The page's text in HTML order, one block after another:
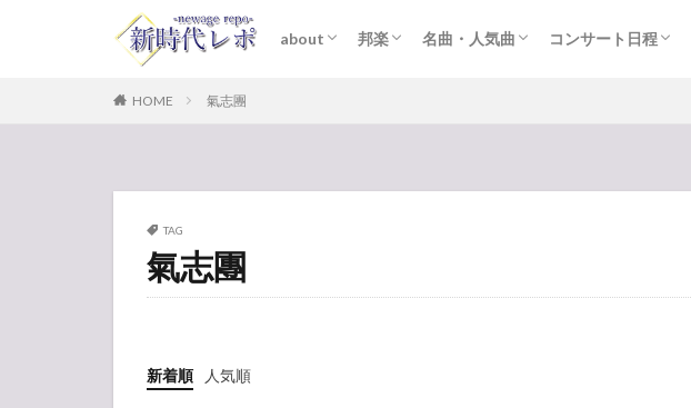
about 邦楽 名曲・人気曲 コンサート日程
HOME 氣志團
TAG
氣志團
新着順 人気順